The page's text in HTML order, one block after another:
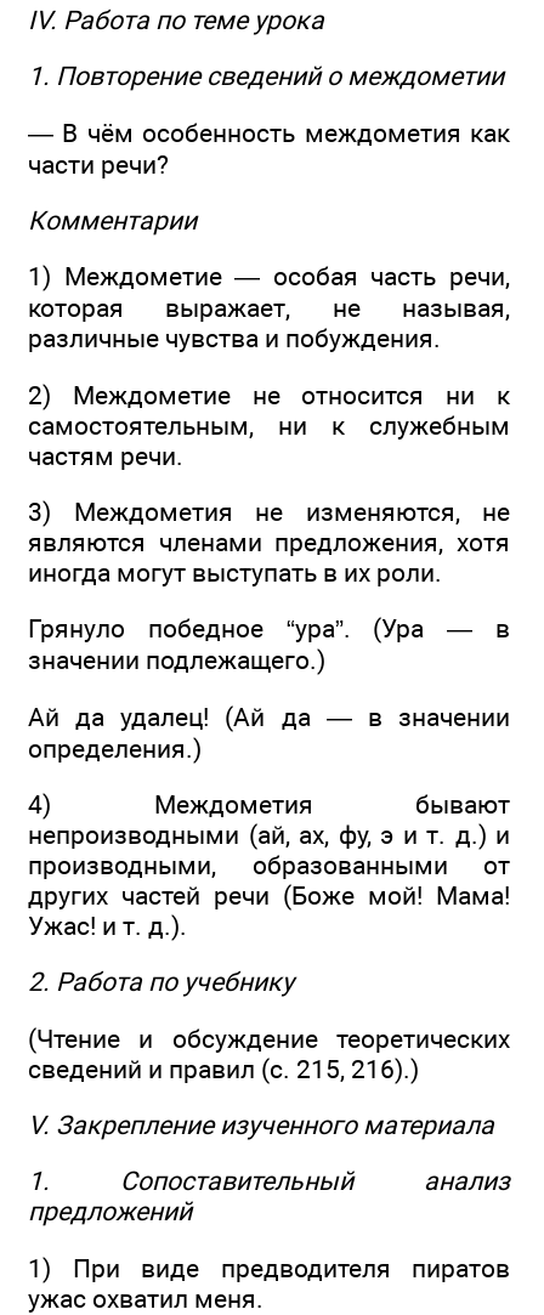
IV. Работа по теме урока
1. Повторение сведений о междометии
— В чём особенность междометия как
части речи?
Комментарии
1) Междометие — особая часть речи,
которая выражает, не называя,
различные чувства и побуждения.
2) Междометие не относится ни к
самостоятельным, ни к служебным
частям речи.
3) Междометия не изменяются, не
являются членами предложения, хотя
иногда могут выступать в их роли.
Грянуло победное “ура”. (Ура — в
значении подлежащего.)
Ай да удалец! (Ай да — в значении
определения.)
4) Междометия бывают
непроизводными (ай, ах, фу, э и т. д.) и
производными, образованными от
других частей речи (Боже мой! Мама!
Ужас! и т. д.).
2. Работа по учебнику
(Чтение и обсуждение теоретических
сведений и правил (с. 215, 216).)
V. Закрепление изученного материала
1. Сопоставительный анализ
предложений
1) При виде предводителя пиратов
ужас охватил меня.